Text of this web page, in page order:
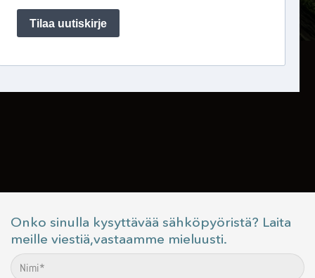
Onko sinulla kysyttävää sähköpyöristä? Laita
meille viestiä,vastaamme mieluusti.